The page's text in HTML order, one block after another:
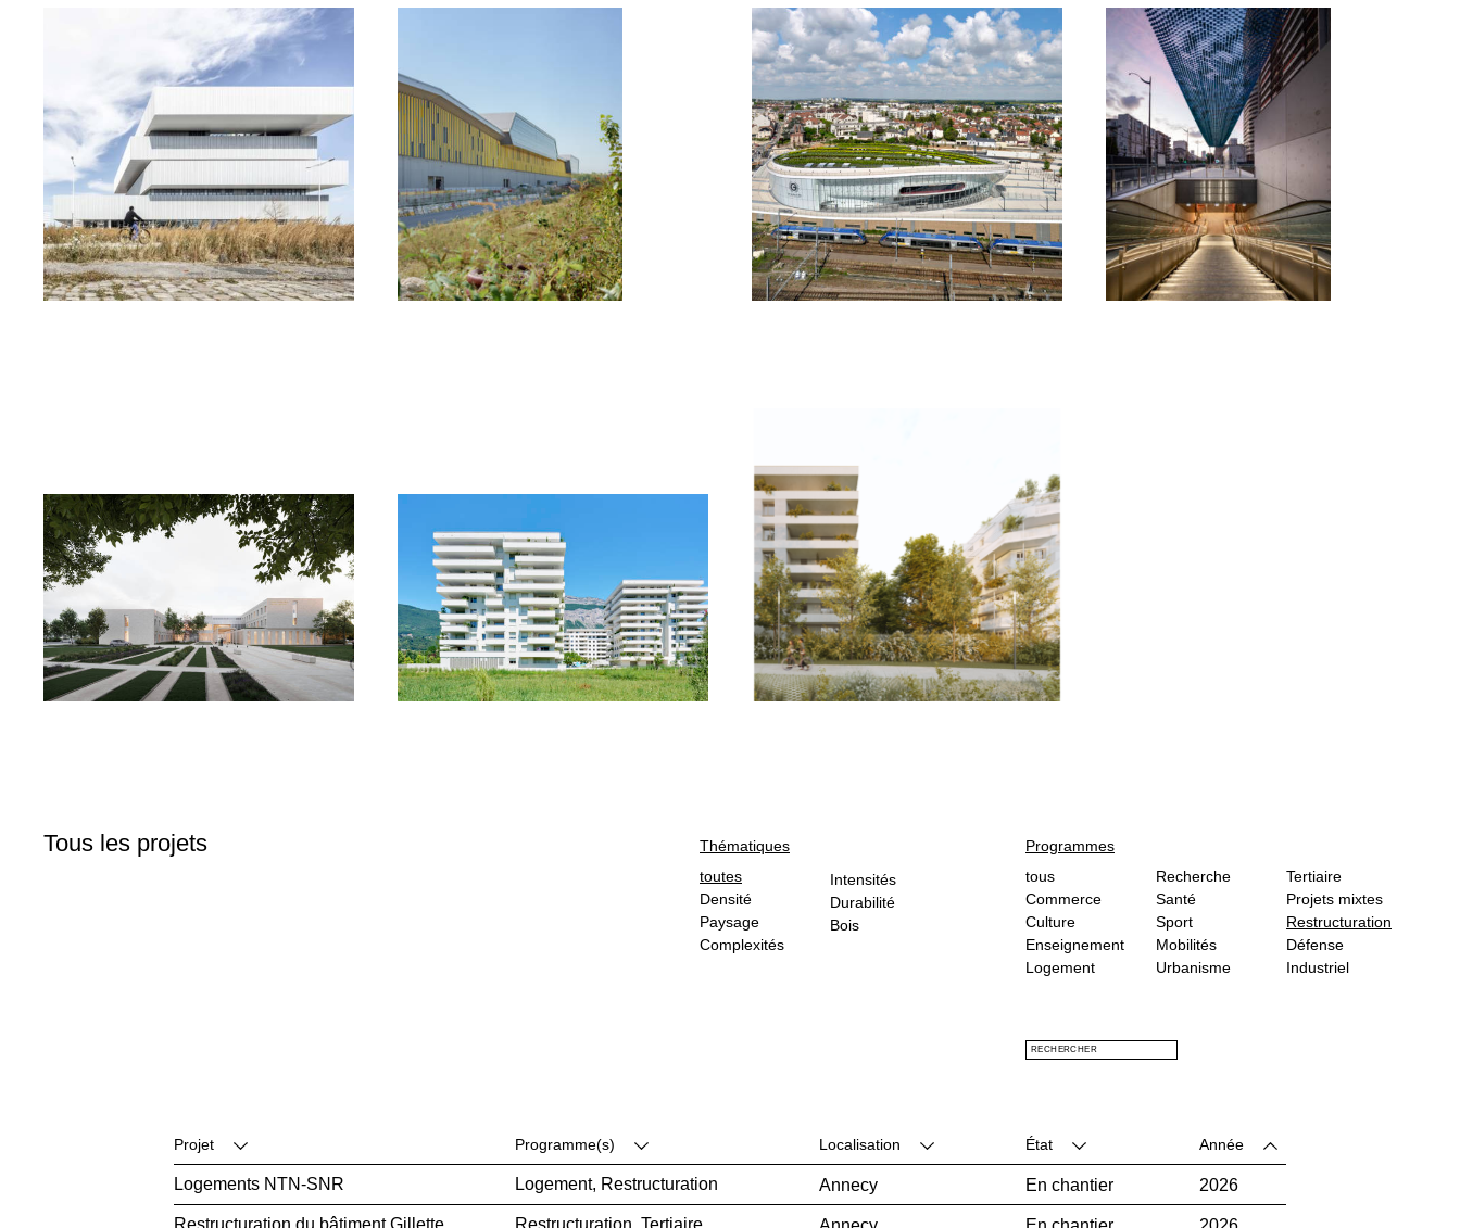
Tous les projets
Thématiques
toutes
Densité
Paysage
Complexités
Intensités
Durabilité
Bois
Programmes
tous
Commerce
Culture
Enseignement
Logement
Recherche
Santé
Sport
Mobilités
Urbanisme
Tertiaire
Projets mixtes
Restructuration
Défense
Industriel
RECHERCHER
Projet Programme(s) Localisation État Année
Logements NTN-SNR Logement, Restructuration Annecy En chantier 2026
Restructuration du bâtiment Gillette Restructuration Tertiaire